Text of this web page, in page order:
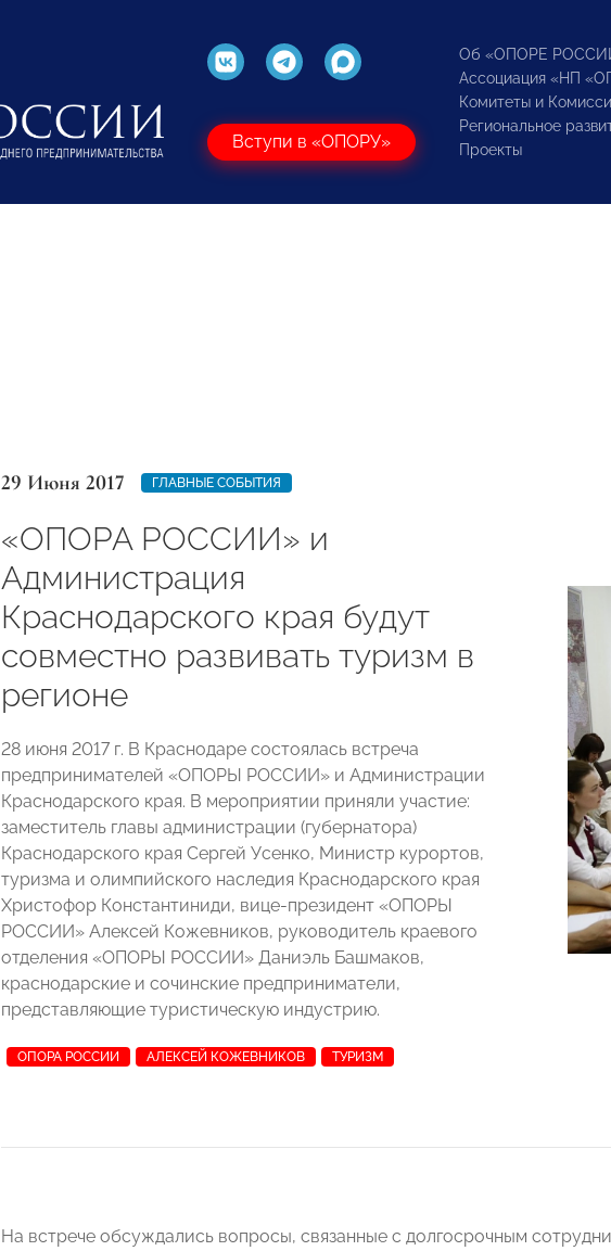
Вступи в «ОПОРУ»
Об «ОПОРЕ
Ассоциация «НП
Комитеты и
Региональное
Проекты
29 Июня 2017 ГЛАВНЫЕ СОБЫТИЯ
«ОПОРА РОССИИ» и
Администрация
Краснодарского края будут
совместно развивать туризм в
регионе
28 июня 2017 г. В Краснодаре состоялась встреча
предпринимателей «ОПОРЫ РОССИИ» и Администрации
Краснодарского края. В мероприятии приняли участие:
заместитель главы администрации (губернатора)
Краснодарского края Сергей Усенко, Министр курортов,
туризма и олимпийского наследия Краснодарского края
Христофор Константиниди, вице-президент «ОПОРЫ
РОССИИ» Алексей Кожевников, руководитель краевого
отделения «ОПОРЫ РОССИИ» Даниэль Башмаков,
краснодарские и сочинские предприниматели,
представляющие туристическую индустрию.
ОПОРА РОССИИ АЛЕКСЕЙ КОЖЕВНИКОВ ТУРИЗМ
На встрече обсуждались вопросы, связанные с долгосрочным